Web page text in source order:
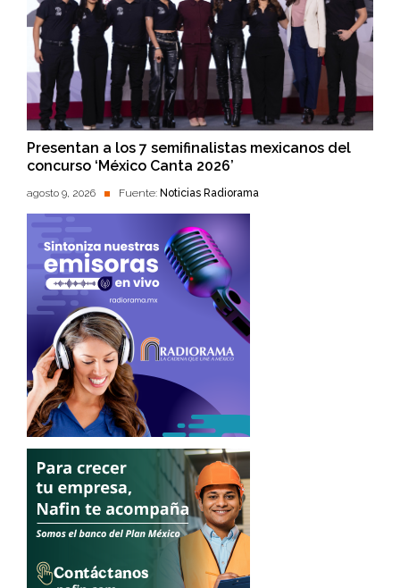
Presentan a los 7 semifinalistas mexicanos del
concurso ‘México Canta 2026’
agosto 9, 2026 Fuente: Noticias Radiorama